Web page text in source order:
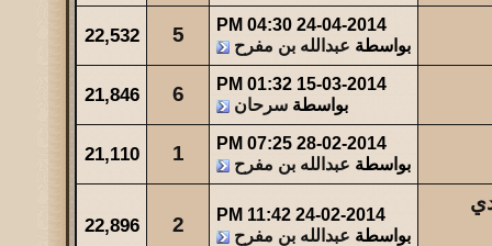
24-04-2014
04:30 PM
بواسطة عبدالله بن مفرح 5
22,532
15-03-2014
01:32 PM
بواسطة سرحان 6
21,846
28-02-2014
07:25 PM
بواسطة عبدالله بن مفرح 1
21,110
24-02-2014
11:42 PM
بواسطة عبدالله بن مفرح 2
22,896